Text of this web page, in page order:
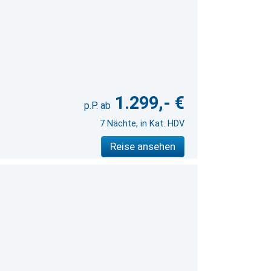
1.299,- €
7 Nächte, in Kat. HDV
Reise ansehen